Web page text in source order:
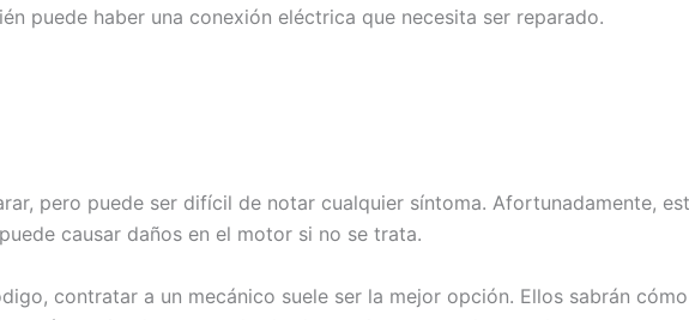
puede haber una conexión eléctrica que necesita ser reparado.
pero puede ser difícil de notar cualquier síntoma. Afortunadamente,
causar daños en el motor si no se trata.
contratar a un mecánico suele ser la mejor opción. Ellos sabrán